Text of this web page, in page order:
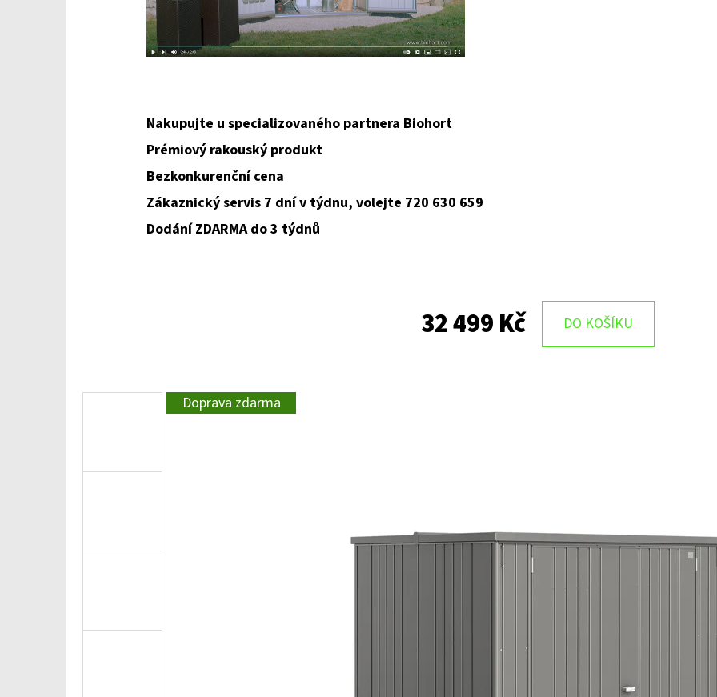
Nakupujte u specializovaného partnera Biohort
Prémiový rakouský produkt
Bezkonkurenční cena
Zákaznický servis 7 dní v týdnu, volejte 720 630 659
Dodání ZDARMA do 3 týdnů
32 499 Kč DO KOŠÍKU
Doprava zdarma